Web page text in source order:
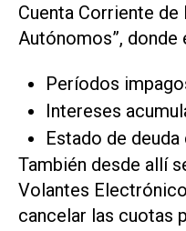
Cuenta Corriente
Autónomos”, donde
Períodos
Intereses
Estado de
También desde allí
Volantes
cancelar las cuotas